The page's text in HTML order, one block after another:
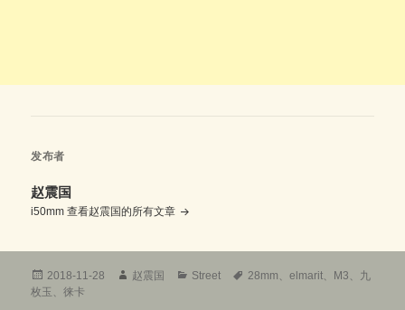
发布者
赵震国
i50mm查看赵震国的所有文章
发
布
2018-11-28
作
赵震国
分
Street
标
28mm 、elmarit M3
九
枚玉
、徕卡